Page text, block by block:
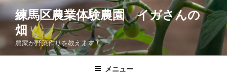
コ
ン
ツ
練馬区農業体験農園 イガさんの
畑
農家が野菜作りを教えます！
メニュー